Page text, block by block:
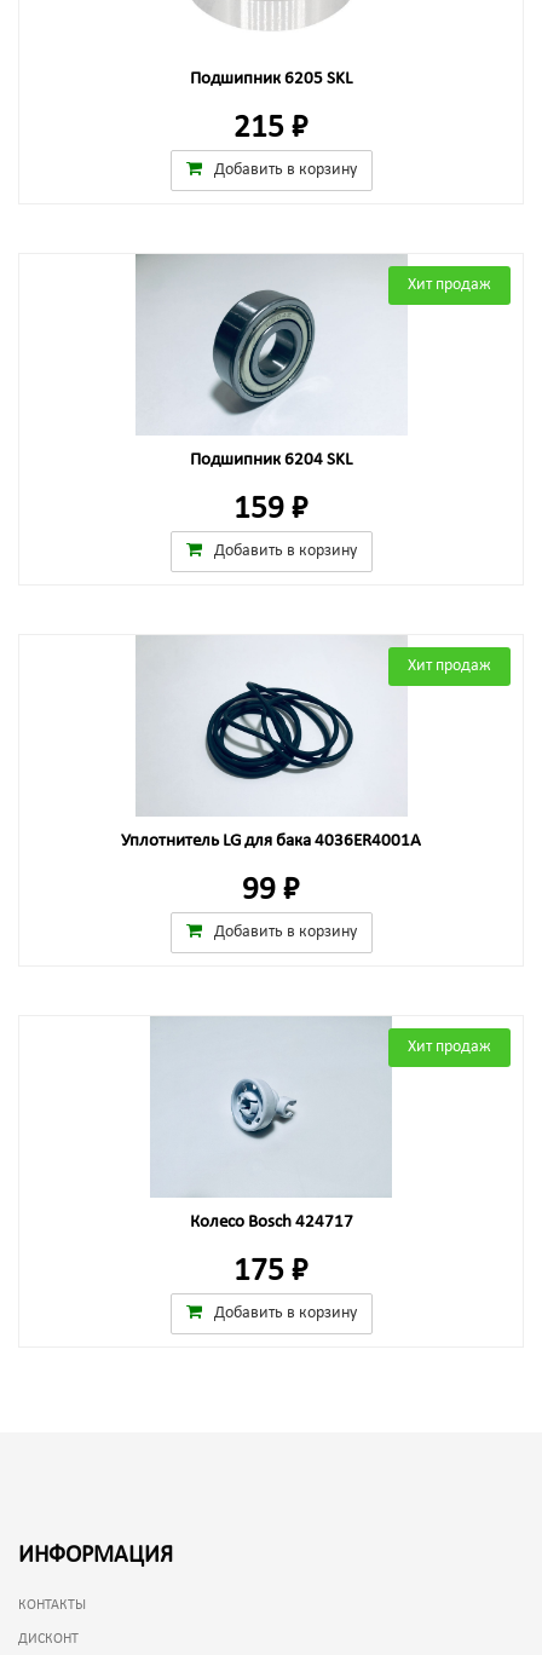
Подшипник 6205 SKL
215 ₽
Добавить в корзину
Хит продаж
Подшипник 6204 SKL
159 ₽
Добавить в корзину
Хит продаж
Уплотнитель LG для бака 4036ER4001A
99 ₽
Добавить в корзину
Хит продаж
Колесо Bosch 424717
175 ₽
Добавить в корзину
ИНФОРМАЦИЯ
КОНТАКТЫ
ДИСКОНТ